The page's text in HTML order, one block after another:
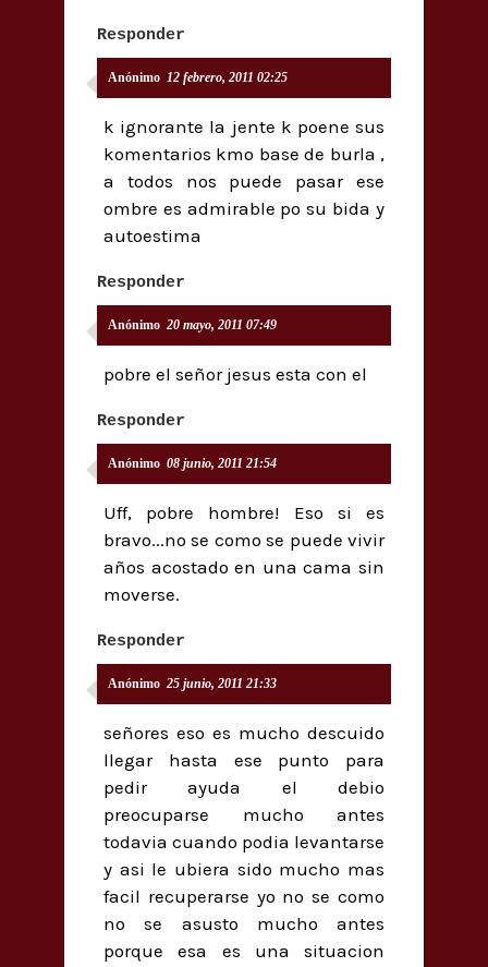
Responder
Anónimo 12 febrero, 2011 02:25
k ignorante la jente k poene sus
komentarios kmo base de burla ,
a todos nos puede pasar ese
ombre es admirable po su bida y
autoestima
Responder
Anónimo 20 mayo, 2011 07:49
pobre el señor jesus esta con el
Responder
Anónimo 08 junio, 2011 21:54
Uff, pobre hombre! Eso si es
bravo...no se como se puede vivir
años acostado en una cama sin
moverse.
Responder
Anónimo 25 junio, 2011 21:33
señores eso es mucho descuido
llegar hasta ese punto para
pedir ayuda el debio
preocuparse mucho antes
todavia cuando podia levantarse
y asi le ubiera sido mucho mas
facil recuperarse yo no se como
no se asusto mucho antes
porque esa es una situacion